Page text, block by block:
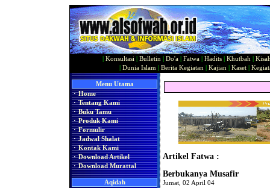
Konsultasi Bulletin Do'a Fatwa Hadits Khutbah
Dunia Islam Berita Kegiatan Kajian Kaset|
Menu Utama
· Home
· Tentang Kami
· Buku Tamu
· Produk Kami
· Formulir
· Jadwal Shalat
· Kontak Kami
· Download Artikel
· Download Murattal
Aqidah
Artikel Fatwa :
Berbukanya Musafir
Jumat, 02 April 04